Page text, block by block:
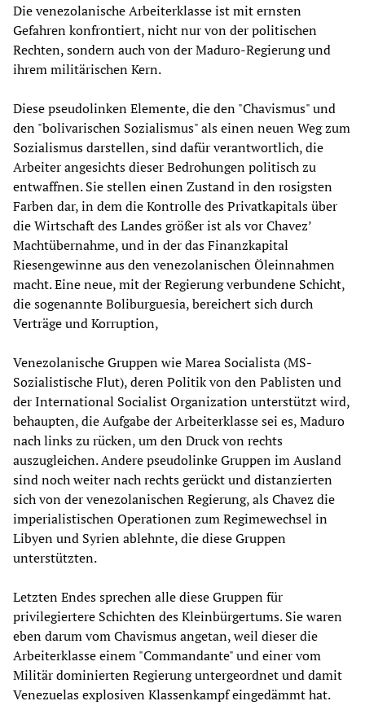
Die venezolanische Arbeiterklasse ist mit ernsten
Gefahren konfrontiert, nicht nur von der politischen
Rechten, sondern auch von der Maduro-Regierung und
ihrem militärischen Kern.
Diese pseudolinken Elemente, die den "Chavismus" und
den "bolivarischen Sozialismus" als einen neuen Weg zum
Sozialismus darstellen, sind dafür verantwortlich, die
Arbeiter angesichts dieser Bedrohungen politisch zu
entwaffnen. Sie stellen einen Zustand in den rosigsten
Farben dar, in dem die Kontrolle des Privatkapitals über
die Wirtschaft des Landes größer ist als vor Chavez’
Machtübernahme, und in der das Finanzkapital
Riesengewinne aus den venezolanischen Öleinnahmen
macht. Eine neue, mit der Regierung verbundene Schicht,
die sogenannte Boliburguesia, bereichert sich durch
Verträge und Korruption,
Venezolanische Gruppen wie Marea Socialista (MS-
Sozialistische Flut), deren Politik von den Pablisten und
der International Socialist Organization unterstützt wird,
behaupten, die Aufgabe der Arbeiterklasse sei es, Maduro
nach links zu rücken, um den Druck von rechts
auszugleichen. Andere pseudolinke Gruppen im Ausland
sind noch weiter nach rechts gerückt und distanzierten
sich von der venezolanischen Regierung, als Chavez die
imperialistischen Operationen zum Regimewechsel in
Libyen und Syrien ablehnte, die diese Gruppen
unterstützten.
Letzten Endes sprechen alle diese Gruppen für
privilegiertere Schichten des Kleinbürgertums. Sie waren
eben darum vom Chavismus angetan, weil dieser die
Arbeiterklasse einem "Commandante" und einer vom
Militär dominierten Regierung untergeordnet und damit
Venezuelas explosiven Klassenkampf eingedämmt hat.